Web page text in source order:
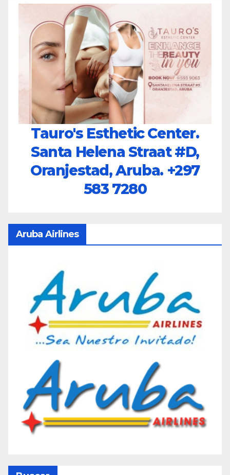
Tauro's Esthetic Center.
Santa Helena Straat #D,
Oranjestad, Aruba. +297
583 7280
Aruba Airlines